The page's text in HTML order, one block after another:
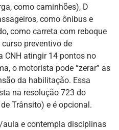
como caminhões), D
como ônibus e
como carreta com reboque
preventivo de
CNH atingir 14 pontos no
o motorista pode “zerar” as
da habilitação. Essa
na resolução 723 do
Trânsito) e é opcional.
aula e contempla disciplinas